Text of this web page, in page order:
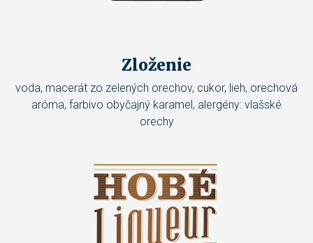
Zloženie
voda, macerát zo zelených orechov, cukor, lieh, orechová
aróma, farbivo obyčajný karamel, alergény: vlašské
orechy